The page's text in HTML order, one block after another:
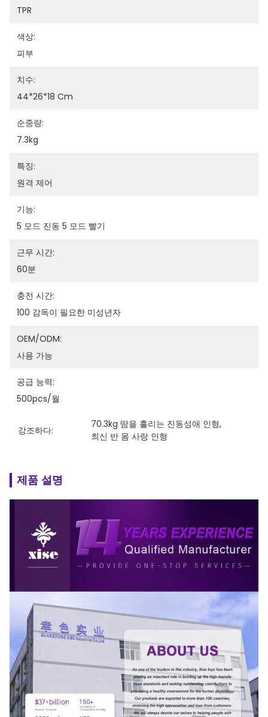
TPR
색상:
피부
치수:
44*26*18 Cm
순중량:
7.3kg
특징:
원격 제어
기능:
5 모드 진동 5 모드 빨기
근무 시간:
60분
충전 시간:
100 감독이 필요한 미성년자
OEM/ODM:
사용 가능
공급 능력:
500pcs/월
강조하다:
70.3kg 땀을 흘리는 진동성애 인형,
최신 반 몸 사랑 인형
제품 설명